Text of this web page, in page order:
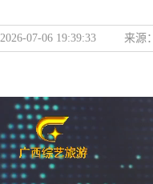
2026-07-06 19:39:33 来源：